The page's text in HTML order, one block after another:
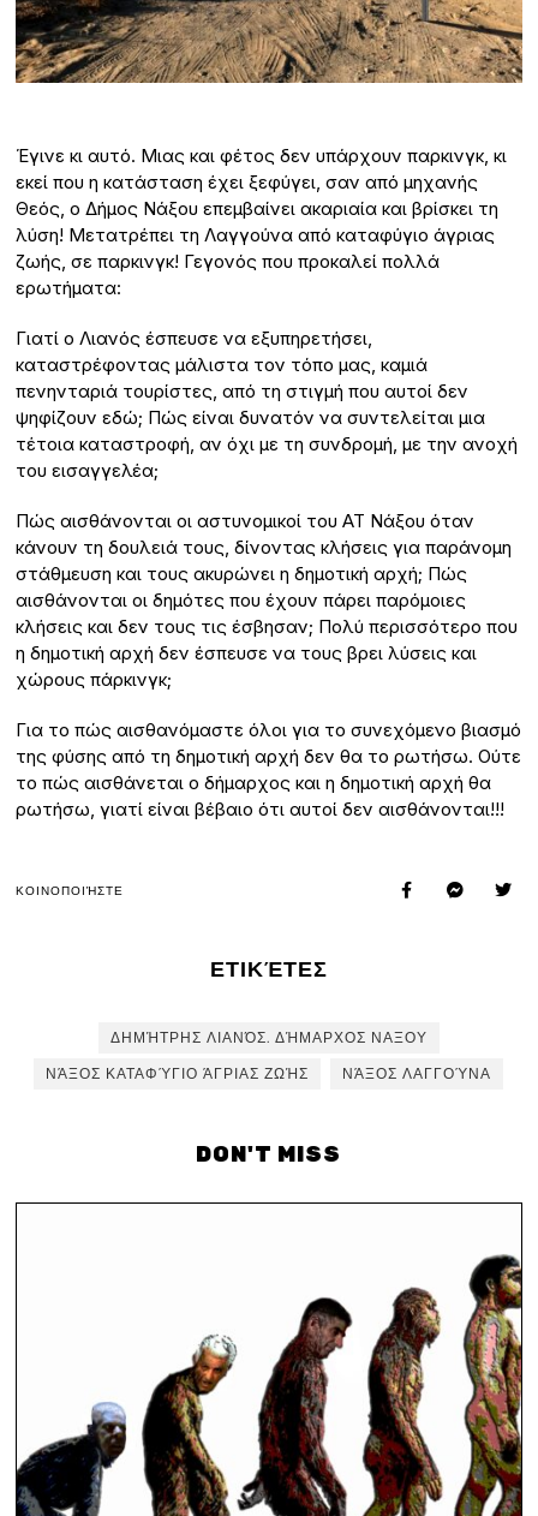
Έγινε κι αυτό. Μιας και φέτος δεν υπάρχουν παρκινγκ, κι
εκεί που η κατάσταση έχει ξεφύγει, σαν από μηχανής
Θεός, ο Δήμος Νάξου επεμβαίνει ακαριαία και βρίσκει τη
λύση! Μετατρέπει τη Λαγγούνα από καταφύγιο άγριας
ζωής, σε παρκινγκ! Γεγονός που προκαλεί πολλά
ερωτήματα:
Γιατί ο Λιανός έσπευσε να εξυπηρετήσει,
καταστρέφοντας μάλιστα τον τόπο μας, καμιά
πενηνταριά τουρίστες, από τη στιγμή που αυτοί δεν
ψηφίζουν εδώ; Πώς είναι δυνατόν να συντελείται μια
τέτοια καταστροφή, αν όχι με τη συνδρομή, με την ανοχή
του εισαγγελέα;
Πώς αισθάνονται οι αστυνομικοί του ΑΤ Νάξου όταν
κάνουν τη δουλειά τους, δίνοντας κλήσεις για παράνομη
στάθμευση και τους ακυρώνει η δημοτική αρχή; Πώς
αισθάνονται οι δημότες που έχουν πάρει παρόμοιες
κλήσεις και δεν τους τις έσβησαν; Πολύ περισσότερο που
η δημοτική αρχή δεν έσπευσε να τους βρει λύσεις και
χώρους πάρκινγκ;
Για το πώς αισθανόμαστε όλοι για το συνεχόμενο βιασμό
της φύσης από τη δημοτική αρχή δεν θα το ρωτήσω. Ούτε
το πώς αισθάνεται ο δήμαρχος και η δημοτική αρχή θα
ρωτήσω, γιατί είναι βέβαιο ότι αυτοί δεν αισθάνονται!!!
ΚΟΙΝΟΠΟΙΉΣΤΕ
ΕΤΙΚΈΤΕΣ
ΔΗΜΉΤΡΗΣ ΛΙΑΝΌΣ. ΔΉΜΑΡΧΟΣ ΝΑΞΟΥ
ΝΆΞΟΣ ΚΑΤΑΦΎΓΙΟ ΆΓΡΙΑΣ ΖΩΉΣ
ΝΆΞΟΣ ΛΑΓΓΟΎΝΑ
DON'T MISS